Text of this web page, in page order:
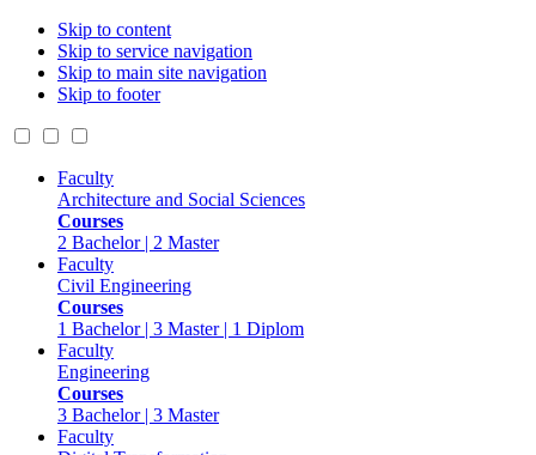
Skip to content
Skip to service navigation
Skip to main site navigation
Skip to footer
Faculty
Architecture and Social Sciences
Courses
2 Bachelor | 2 Master
Faculty
Civil Engineering
Courses
1 Bachelor | 3 Master | 1 Diplom
Faculty
Engineering
Courses
3 Bachelor | 3 Master
Faculty